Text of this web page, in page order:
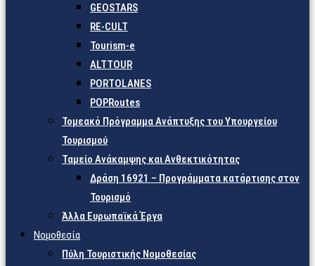
GEOSTARS
RE-CULT
Tourism-e
ALTTOUR
PORTOLANES
POPRoutes
Τομεακό Πρόγραμμα Ανάπτυξης του Υπουργείου
Τουρισμού
Ταμείο Ανάκαμψης και Ανθεκτικότητας
Δράση 16921 – Προγράμματα κατάρτισης στον
Τουρισμό
Άλλα Ευρωπαϊκά Έργα
Νομοθεσία
Πύλη Τουριστικής Νομοθεσίας